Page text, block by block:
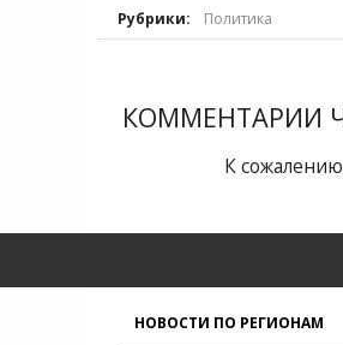
Рубрики:
Политика
КОММЕНТАРИИ
К
НОВОСТИ ПО РЕГИОНАМ